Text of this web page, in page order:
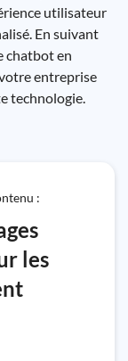
utilisateur
En suivant
chatbot en
entreprise
technologie.
:
les